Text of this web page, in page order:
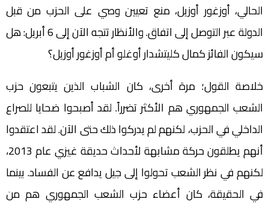
الحالي، أوزغور أوزيل، منع تعيين وصي على الحزب من قبل
الدولة عبر التوصل إلى اتفاق. والأنظار تتجه الآن إلى 6 أبريل: هل
سيكون الفائز كمال كليتشدار أوغلو أم أوزغور أوزيل؟
خلاصة القول؛ مرة أخرى، كان الشباب الذين يتبعون حزب
الشعب الجمهوري هم الأكثر تضرراً. لقد أصبحوا ضحايا للصراع
الداخلي في الحزب، لكنهم لم يدركوا ذلك حتى الآن. لقد اعتقدوا
أنهم يطلقون حركة مشابهة لأحداث حديقة غيزي عام 2013،
لكنهم في نظر الشعب تحولوا إلى جيل يدافع عن الفساد. بينما
في الحقيقة، كان أعضاء حزب الشعب الجمهوري هم من